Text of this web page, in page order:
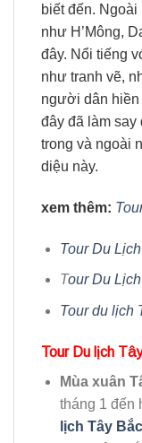
biết đến.
như H’Mông,
đây. Nổi tiếng
như tranh vẽ,
người dân hiền
đây đã làm say
trong và ngoài
diệu này.
xem thêm:
Tour Du
Tour Du
Tour du lịch
Tour Du lịch
Mùa xuân
tháng 1 đến
lịch Tây Bắc